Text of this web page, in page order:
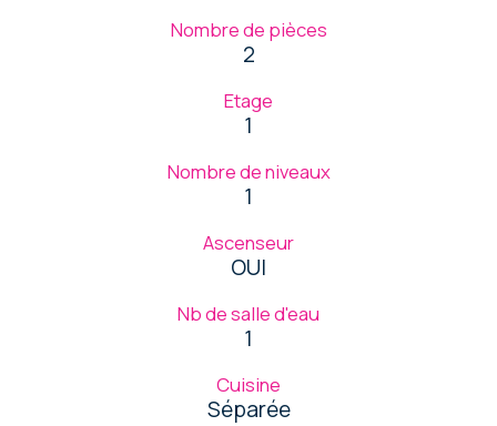
Nombre de pièces
2
Etage
1
Nombre de niveaux
1
Ascenseur
OUI
Nb de salle d'eau
1
Cuisine
Séparée